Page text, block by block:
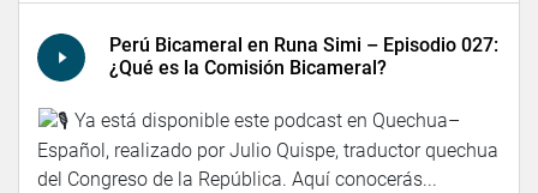
Perú Bicameral en Runa Simi – Episodio 027:
¿Qué es la Comisión Bicameral?
Ya está disponible este podcast en Quechua–
Español, realizado por Julio Quispe, traductor quechua
del Congreso de la República. Aquí conocerás...